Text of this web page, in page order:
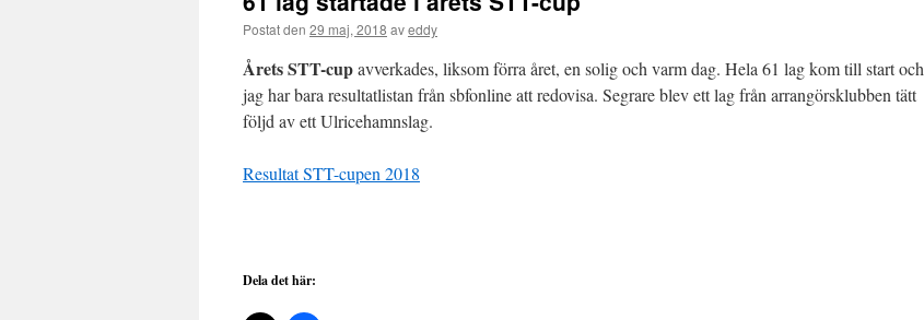
Postat den 29 maj, 2018 aveddy
Årets STT-cupavverkades, liksom förra året, en solig och varm dag. Hela 61 lag kom till start och
jag har bara resultatlistan från sbfonline att redovisa. Segrare blev ett lag från arrangörsklubben tätt
följd av ett Ulricehamnslag.
Resultat STT-cupen 2018
Dela det här: